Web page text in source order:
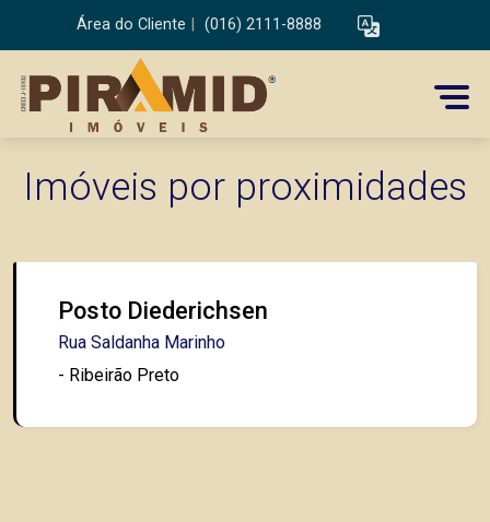
Área do Cliente (016) 2111-8888
Imóveis por proximidades
Posto Diederichsen
Rua Saldanha Marinho
- Ribeirão Preto